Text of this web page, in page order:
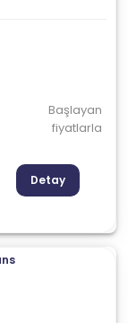
Başlayan
fiyatlarla
Detay